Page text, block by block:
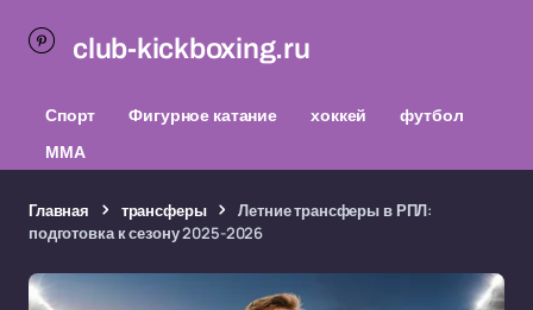
club-kickboxing.ru
Спорт Фигурное катание хоккей
футбол
ММА
Главная трансферы
Летние трансферы в РПЛ:
подготовка к сезону 2025-2026